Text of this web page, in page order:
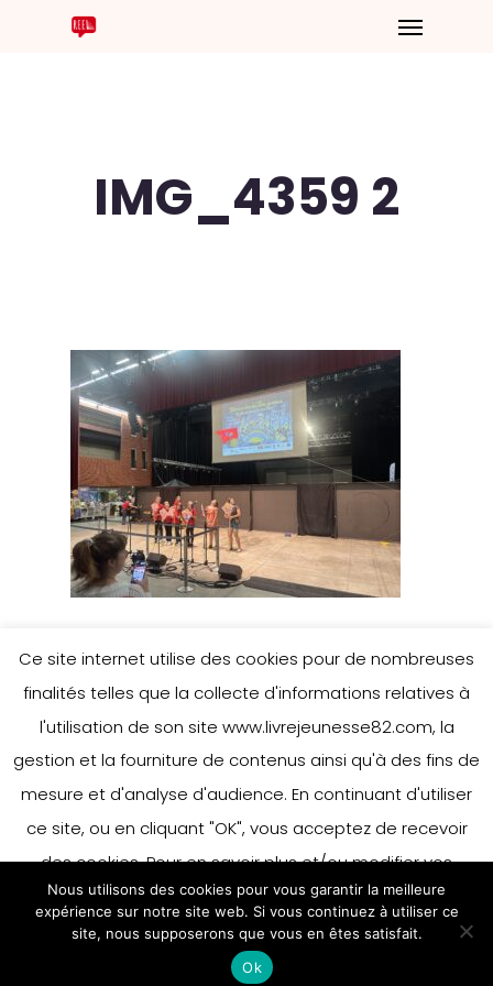
IMG_4359 2
Ce site internet utilise des cookies pour de nombreuses
finalités telles que la collecte d'informations relatives à
l'utilisation de son site www.livrejeunesse82.com, la
gestion et la fourniture de contenus ainsi qu'à des fins de
mesure et d'analyse d'audience. En continuant d'utiliser
ce site, ou en cliquant "OK", vous acceptez de recevoir
des cookies. Pour en savoir plus et/ou modifier vos
préférences en matière de cookies, merci de vous référer
à notre politique sur les cookies.
Accepter
En savoir plus
Nous utilisons des cookies pour vous garantir la meilleure
expérience sur notre site web. Si vous continuez à utiliser ce
site, nous supposerons que vous en êtes satisfait.
Ok